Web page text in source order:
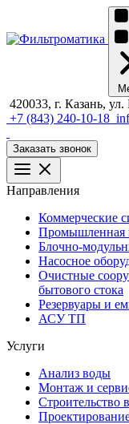
420033, г. Казань, ул.
+7 (843) 240-10-18
Заказать звонок
Направления
Коммерческие
Промышленная
Блочно-
Насосное
Очистные
бытового стока
Резервуары и
АСУ ТП
Услуги
Анализ воды
Монтаж и
Строительство